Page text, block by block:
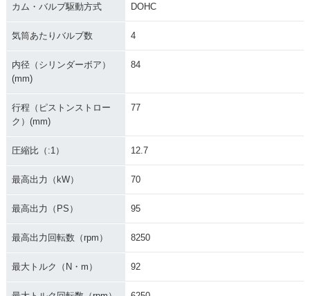
カム・バルブ駆動方式 DOHC
気筒あたりバルブ数 4
内径（シリンダーボア）
(mm)
84
行程（ピストンストロー
ク）(mm)
77
圧縮比（:1） 12.7
最高出力（kW） 70
最高出力（PS） 95
最高出力回転数（rpm） 8250
最大トルク（N・m） 92